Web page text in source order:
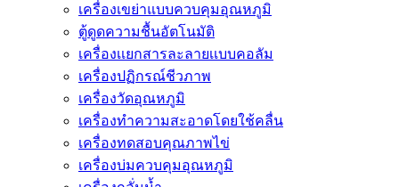
เครื่องเขย่าแบบควบคุมอุณหภูมิ
ตู้ดูดความชื้นอัตโนมัติ
เครื่องเเยกสารละลายเเบบคอลัม
เครื่องปฏิกรณ์ชีวภาพ
เครื่องวัดอุณหภูมิ
เครื่องทำความสะอาดโดยใช้คลื่น
เครื่องทดสอบคุณภาพไข่
เครื่องบ่มควบคุมอุณหภูมิ